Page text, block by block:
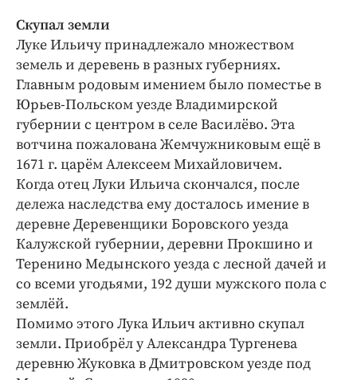
Скупал земли
Луке Ильичу принадлежало множеством
земель и деревень в разных губерниях.
Главным родовым имением было поместье в
Юрьев-­Польском уезде Владимирской
губернии с центром в селе Василёво. Эта
вотчина пожалована Жемчужниковым ещё в
1671 г. царём Алексеем Михайловичем.
Когда отец Луки Ильича скончался, после
дележа наследства ему досталось имение в
деревне Деревенщики Боровского уезда
Калужской губернии, деревни Прокшино и
Теренино Медынского уезда с лесной дачей и
со всеми угодьями, 192 души мужского пола с
землёй.
Помимо этого Лука Ильич активно скупал
земли. Приобрёл у Александра Тургенева
деревню Жуковка в Дмитровском уезде под